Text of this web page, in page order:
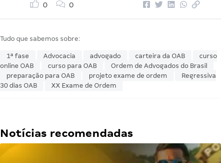
0 0
Tudo que sabemos sobre:
1ª fase Advocacia advogado carteira da OAB
curso
online OAB
curso para OAB
Ordem de Advogados do Brasil
preparação para OAB
projeto exame de ordem
Regressiva
30 dias OAB
XX Exame de Ordem
Notícias recomendadas